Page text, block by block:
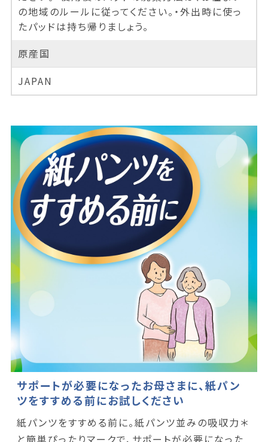
の地域のルールに従ってください。・外出時に使っ
たパッドは持ち帰りましょう。
原産国
JAPAN
サポートが必要になったお母さまに、紙パン
ツをすすめる前にお試しください
紙パンツをすすめる前に。紙パンツ並みの吸収力＊
と簡単ぴったりマークで、サポートが必要になった